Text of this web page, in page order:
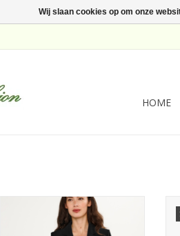
HOME
JapanTKY Blazer Danno Deep
Black
Wij slaan cookies op om onze